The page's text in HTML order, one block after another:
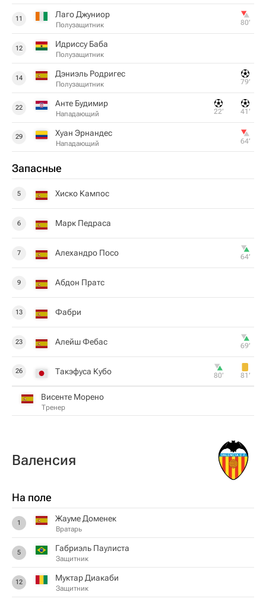
11 Лаго Джуниор
Полузащитник 80‎’‎
12 Идриссу Баба
Полузащитник
14 Дэниэль Родригес
Полузащитник 79‎’‎
22 Анте Будимир
Нападающий 22‎’‎ 41‎’‎
29 Хуан Эрнандес
Нападающий 64‎’‎
Запасные
5 Хиско Кампос
6 Марк Педраса
7 Алехандро Посо 64‎’‎
9 Абдон Пратс
13 Фабри
23 Алейш Фебас 69‎’‎
26 Такэфуса Кубо 80‎’‎ 81‎’‎
Висенте Морено
Тренер
Валенсия
На поле
1 Жауме Доменек
Вратарь
5 Габриэль Паулиста
Защитник
12 Муктар Диакаби
Защитник